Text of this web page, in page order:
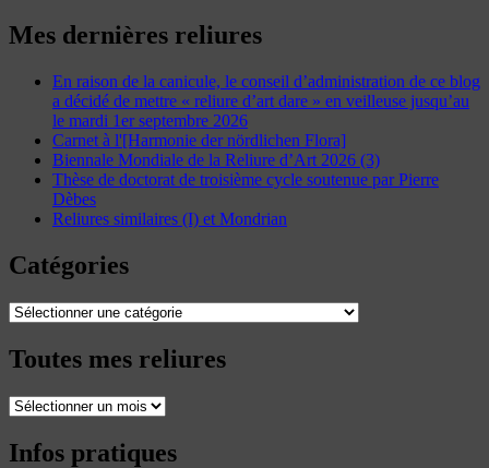
Mes dernières reliures
En raison de la canicule, le conseil d’administration de ce blog
a décidé de mettre « reliure d’art dare » en veilleuse jusqu’au
le mardi 1er septembre 2026
Carnet à l'[Harmonie der nördlichen Flora]
Biennale Mondiale de la Reliure d’Art 2026 (3)
Thèse de doctorat de troisième cycle soutenue par Pierre
Dèbes
Reliures similaires (I) et Mondrian
Catégories
Catégories
Toutes mes reliures
Toutes
reliures
Infos pratiques